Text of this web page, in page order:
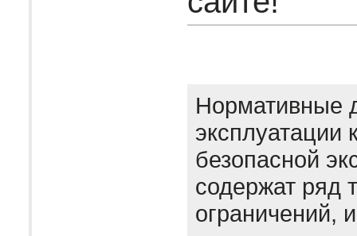
Нормативные
эксплуатации
безопасной
содержат ряд
ограничений,